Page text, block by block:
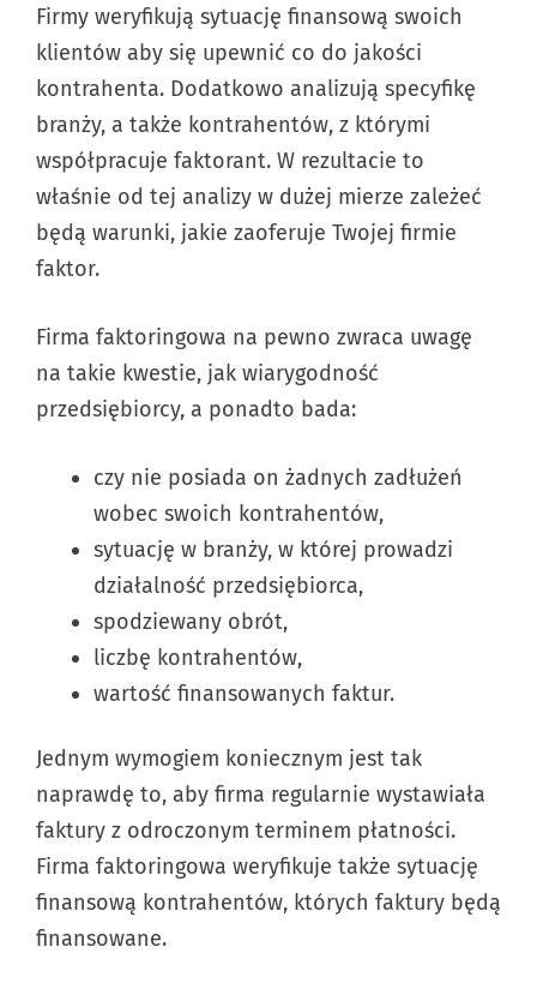
Firmy weryfikują sytuację finansową swoich
klientów aby się upewnić co do jakości
kontrahenta. Dodatkowo analizują specyfikę
branży, a także kontrahentów, z którymi
współpracuje faktorant. W rezultacie to
właśnie od tej analizy w dużej mierze zależeć
będą warunki, jakie zaoferuje Twojej firmie
faktor.
Firma faktoringowa na pewno zwraca uwagę
na takie kwestie, jak wiarygodność
przedsiębiorcy, a ponadto bada:
czy nie posiada on żadnych zadłużeń
wobec swoich kontrahentów,
sytuację w branży, w której prowadzi
działalność przedsiębiorca,
spodziewany obrót,
liczbę kontrahentów,
wartość finansowanych faktur.
Jednym wymogiem koniecznym jest tak
naprawdę to, aby firma regularnie wystawiała
faktury z odroczonym terminem płatności.
Firma faktoringowa weryfikuje także sytuację
finansową kontrahentów, których faktury będą
finansowane.